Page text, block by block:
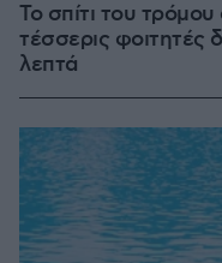
Το σπίτι του
τέσσερις φοιτητές
λεπτά